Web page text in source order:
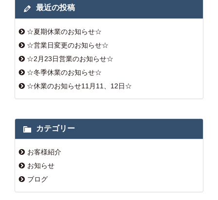
最近の投稿
☆夏期休業のお知らせ☆
☆営業日変更のお知らせ☆
☆2月23日営業のお知らせ☆
☆冬季休業のお知らせ☆
☆休業のお知らせ11月11、12日☆
カテゴリー
お客様紹介
お知らせ
ブログ